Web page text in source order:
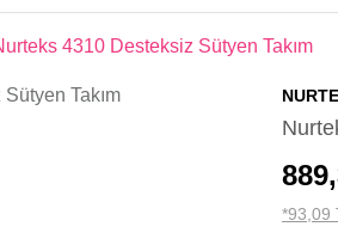
4310 Desteksiz Sütyen Takım
*93,09